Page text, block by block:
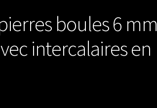
boules 6
intercalaires en